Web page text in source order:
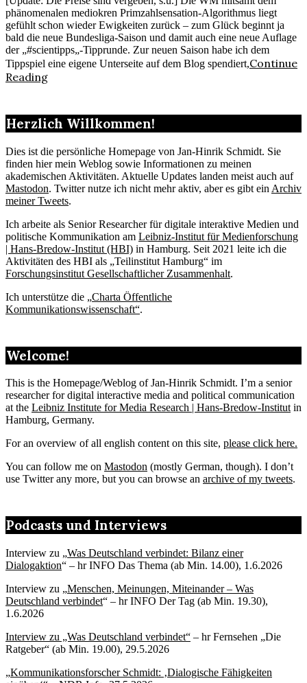
phänomenalen mediokren Primzahlsensation-Algorithmus liegt
gefühlt schon wieder Ewigkeiten zurück – zum Glück beginnt ja
bald die neue Bundesliga-Saison und damit auch eine neue Auflage
der „#scientipps„-Tipprunde. Zur neuen Saison habe ich dem
Tippspiel eine eigene Unterseite auf dem Blog spendiert,Continue
Reading
Herzlich Willkommen!
Dies ist die persönliche Homepage von Jan-Hinrik Schmidt. Sie
finden hier mein Weblog sowie Informationen zu meinen
akademischen Aktivitäten. Aktuelle Updates landen meist auch auf
Mastodon. Twitter nutze ich nicht mehr aktiv, aber es gibt ein Archiv
meiner Tweets.
Ich arbeite als Senior Researcher für digitale interaktive Medien und
politische Kommunikation am Leibniz-Institut für Medienforschung
| Hans-Bredow-Institut (HBI) in Hamburg. Seit 2021 leite ich die
Aktivitäten des HBI als „Teilinstitut Hamburg“ im
Forschungsinstitut Gesellschaftlicher Zusammenhalt.
Ich unterstütze die „Charta Öffentliche
Kommunikationswissenschaft“.
Welcome!
This is the Homepage/Weblog of Jan-Hinrik Schmidt. I’m a senior
researcher for digital interactive media and political communication
at the Leibniz Institute for Media Research | Hans-Bredow-Institut in
Hamburg, Germany.
For an overview of all english content on this site, please click here.
You can follow me on Mastodon (mostly German, though). I don’t
use Twitter any more, but you can browse an archive of my tweets.
Podcasts und Interviews
Interview zu „Was Deutschland verbindet: Bilanz einer
Dialogaktion“ – hr INFO Das Thema (ab Min. 14.00), 1.6.2026
Interview zu „Menschen, Meinungen, Miteinander – Was
Deutschland verbindet“ – hr INFO Der Tag (ab Min. 19.30),
1.6.2026
Interview zu „Was Deutschland verbindet“ – hr Fernsehen „Die
Ratgeber“ (ab Min. 19.00), 29.5.2026
„Kommunikationsforscher Schmidt: ‚Dialogische Fähigkeiten